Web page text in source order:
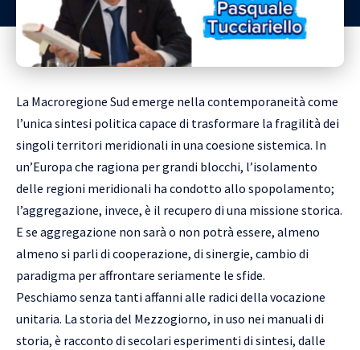
La Macroregione Sud emerge nella contemporaneità come
l’unica sintesi politica capace di trasformare la fragilità dei
singoli territori meridionali in una coesione sistemica. In
un’Europa che ragiona per grandi blocchi, l’isolamento
delle regioni meridionali ha condotto allo spopolamento;
l’aggregazione, invece, è il recupero di una missione storica.
E se aggregazione non sarà o non potrà essere, almeno
almeno si parli di cooperazione, di sinergie, cambio di
paradigma per affrontare seriamente le sfide.
Peschiamo senza tanti affanni alle radici della vocazione
unitaria. La storia del Mezzogiorno, in uso nei manuali di
storia, è racconto di secolari esperimenti di sintesi, dalle